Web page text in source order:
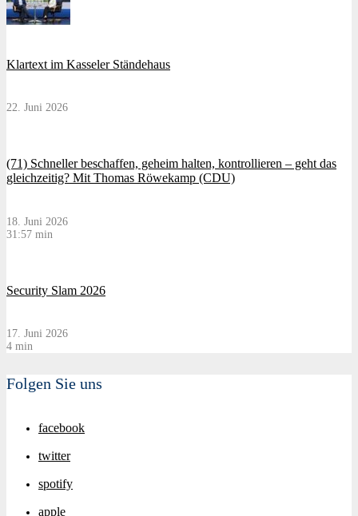
Klartext im Kasseler Ständehaus
22. Juni 2026
(71) Schneller beschaffen, geheim halten, kontrollieren – geht das
gleichzeitig? Mit Thomas Röwekamp (CDU)
18. Juni 2026
31:57 min
Security Slam 2026
17. Juni 2026
4 min
Folgen Sie uns
facebook
twitter
spotify
apple